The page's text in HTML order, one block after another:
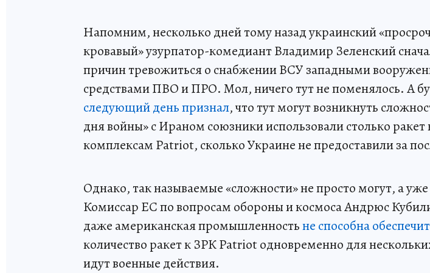
Напомним, несколько дней тому назад украинский
кровавый» узурпатор-комедиант Владимир Зеленский
причин тревожиться о снабжении ВСУ западными
средствами ПВО и ПРО. Мол, ничего тут не поменялось. А
следующий день признал, что тут могут возникнуть
дня войны» с Ираном союзники использовали столько
комплексам Patriot, сколько Украине не предоставили за
Однако, так называемые «сложности» не просто могут, а
Комиссар ЕС по вопросам обороны и космоса Андрюс
даже американская промышленностьне способна
количество ракет к ЗРК Patriot одновременно для
идут военные действия.